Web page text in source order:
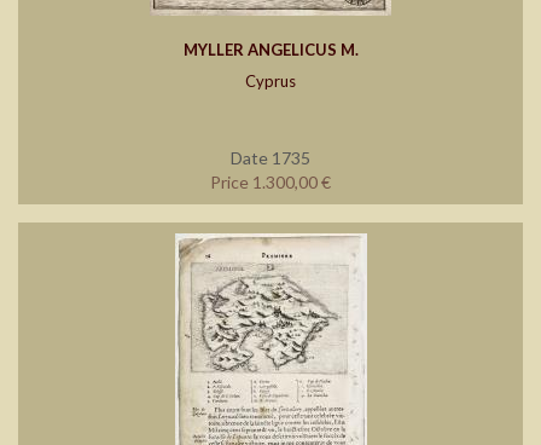
MYLLER ANGELICUS M.
Cyprus
Date 1735
Price 1.300,00 €